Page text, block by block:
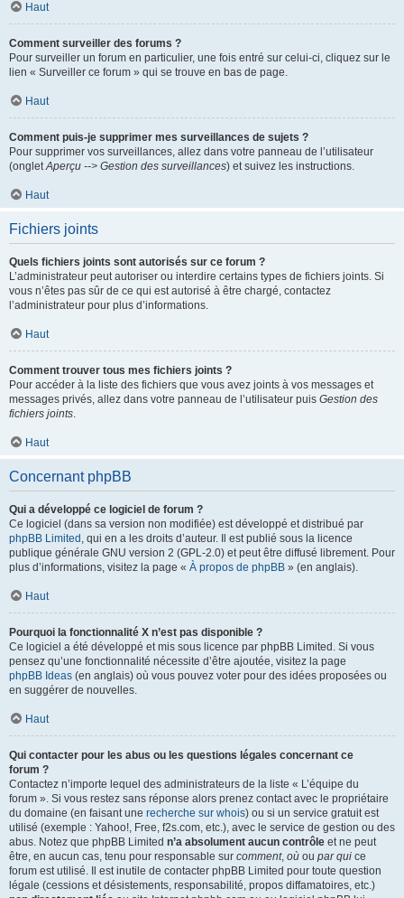
Haut
Comment surveiller des forums ?
Pour surveiller un forum en particulier, une fois entré sur celui-ci, cliquez sur le
lien « Surveiller ce forum » qui se trouve en bas de page.
Haut
Comment puis-je supprimer mes surveillances de sujets ?
Pour supprimer vos surveillances, allez dans votre panneau de l’utilisateur
(ongletAperçu --> Gestion des surveillances) et suivez les instructions.
Haut
Fichiers joints
Quels fichiers joints sont autorisés sur ce forum ?
L’administrateur peut autoriser ou interdire certains types de fichiers joints. Si
vous n’êtes pas sûr de ce qui est autorisé à être chargé, contactez
l’administrateur pour plus d’informations.
Haut
Comment trouver tous mes fichiers joints ?
Pour accéder à la liste des fichiers que vous avez joints à vos messages et
messages privés, allez dans votre panneau de l’utilisateur puis Gestion des
fichiers joints.
Haut
Concernant phpBB
Qui a développé ce logiciel de forum ?
Ce logiciel (dans sa version non modifiée) est développé et distribué par
phpBB Limited , qui en a les droits d’auteur. Il est publié sous la licence
publique générale GNU version 2 (GPL-2.0) et peut être diffusé librement. Pour
plus d’informations, visitez la page « À propos de phpBB » (en anglais).
Haut
Pourquoi la fonctionnalité X n’est pas disponible ?
Ce logiciel a été développé et mis sous licence par phpBB Limited. Si vous
pensez qu’une fonctionnalité nécessite d’être ajoutée, visitez la page
phpBB Ideas (en anglais) où vous pouvez voter pour des idées proposées ou
en suggérer de nouvelles.
Haut
Qui contacter pour les abus ou les questions légales concernant ce
forum ?
Contactez n’importe lequel des administrateurs de la liste « L’équipe du
forum ». Si vous restez sans réponse alors prenez contact avec le propriétaire
du domaine (en faisant une recherche sur whois) ou si un service gratuit est
utilisé (exemple : Yahoo!, Free, f2s.com, etc.), avec le service de gestion ou des
abus. Notez que phpBB Limited n’a absolument aucun contrôle et ne peut
être, en aucun cas, tenu pour responsable sur comment, où ou par qui ce
forum est utilisé. Il est inutile de contacter phpBB Limited pour toute question
légale (cessions et désistements, responsabilité, propos diffamatoires, etc.)